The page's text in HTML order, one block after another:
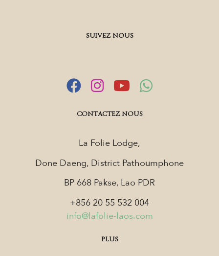
SUIVEZ NOUS
CONTACTEZ NOUS
La Folie Lodge,
Done Daeng, District Pathoumphone
BP 668 Pakse, Lao PDR
+856 20 55 532 004
info@lafolie-laos.com
PLUS